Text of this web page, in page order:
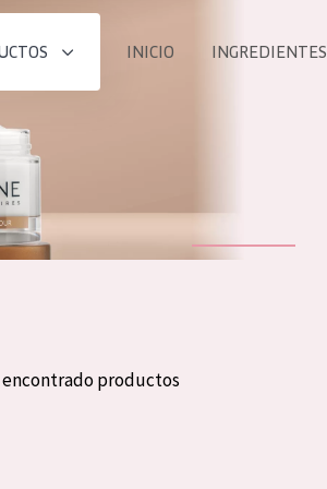
INICIO INGREDIENTES
encontrado productos